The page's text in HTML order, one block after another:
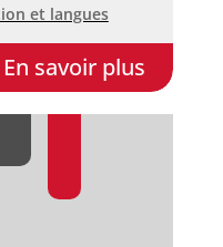
et langues
En savoir plus